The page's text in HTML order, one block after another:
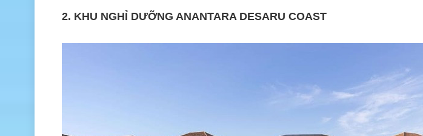
2. KHU NGHỈ DƯỠNG ANANTARA DESARU COAST